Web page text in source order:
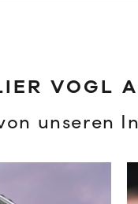
VOGL
unseren